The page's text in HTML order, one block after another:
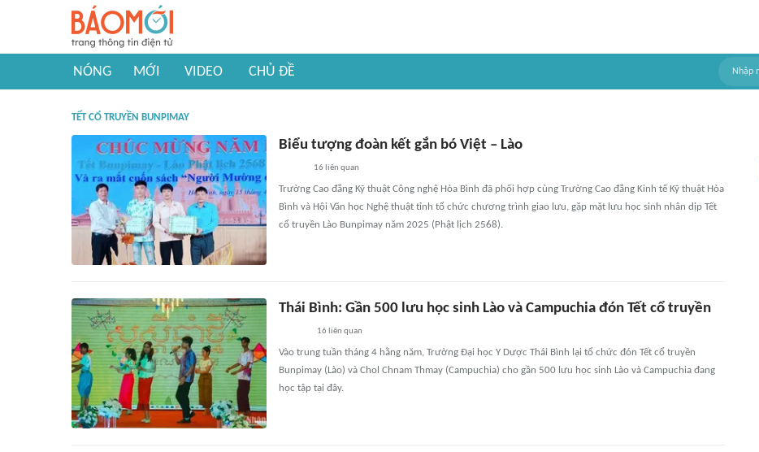
NÓNG MỚI VIDEO CHỦ ĐỀ
TẾT CỔ TRUYỀN BUNPIMAY
Biểu tượng đoàn kết gắn bó Việt – Lào
16 liên quan
Trường Cao đẳng Kỹ thuật Công nghệ Hòa Bình đã phối hợp cùng Trường Cao đẳng Kinh tế Kỹ thuật Hòa
Bình và Hội Văn học Nghệ thuật tỉnh tổ chức chương trình giao lưu, gặp mặt lưu học sinh nhân dịp Tết
cổ truyền Lào Bunpimay năm 2025 (Phật lịch 2568).
Thái Bình: Gần 500 lưu học sinh Lào và Campuchia đón Tết cổ truyền
16 liên quan
Vào trung tuần tháng 4 hằng năm, Trường Đại học Y Dược Thái Bình lại tổ chức đón Tết cổ truyền
Bunpimay (Lào) và Chol Chnam Thmay (Campuchia) cho gần 500 lưu học sinh Lào và Campuchia đang
học tập tại đây.